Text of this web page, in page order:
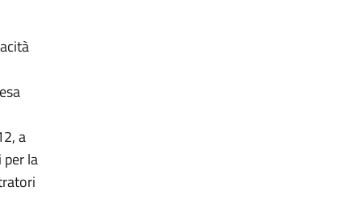
a
la